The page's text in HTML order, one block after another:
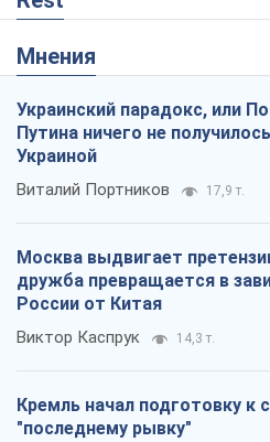
Мнения
Украинский парадокс, или
Путина ничего не
Украиной
Виталий Портников 17,9 т.
Москва выдвигает
дружба превращается в
России от Китая
Виктор Каспрук 14,3 т.
Кремль начал подготовку к
"последнему рывку"